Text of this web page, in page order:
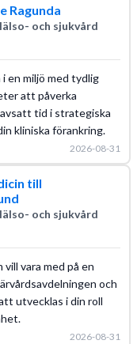
Ragunda
och sjukvård
en miljö med tydlig
att påverka
tid i strategiska
kliniska förankring.
2026-08-31
till
och sjukvård
vara med på en
och
utvecklas i din roll
2026-08-31